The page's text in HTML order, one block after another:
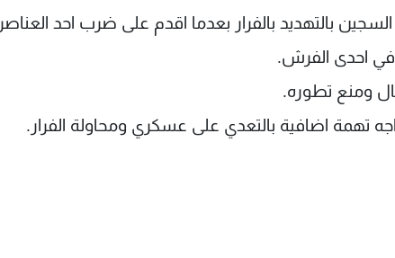
بالتهديد بالفرار بعدما اقدم على ضرب احد العناصر
في احدى الفرش.
ومنع تطوره.
اضافية بالتعدي على عسكري ومحاولة الفرار.